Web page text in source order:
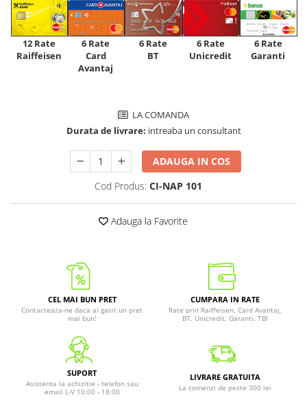
12 Rate
Raiffeisen
6 Rate
Card
Avantaj
6 Rate
BT
6 Rate
Unicredit
6 Rate
Garanti
LA COMANDA
Durata de livrare: intreaba un consultant
ADAUGA IN COS
Cod Produs: CI-NAP 101
Adauga la Favorite
CEL MAI BUN PRET
Contacteaza-ne daca ai gasit un pret
mai bun!
CUMPARA IN RATE
Rate prin Raiffeisen, Card Avantaj,
BT, Unicredit, Garanti, TBI
SUPORT
Asistenta la achizitie - telefon sau
email L-V 10:00 - 18:00
LIVRARE GRATUITA
La comenzi de peste 300 lei